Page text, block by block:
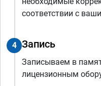
соответствии с
4 Запись
Записываем в
лицензионным